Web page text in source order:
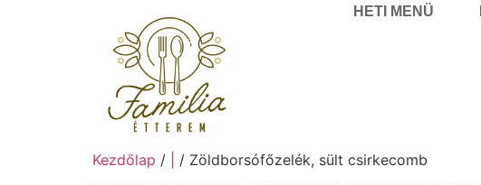
HETI MENÜ
Kezdőlap / / Zöldborsófőzelék, sült csirkecomb